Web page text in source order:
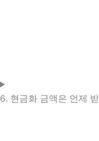
6. 현금화 금액은 언제